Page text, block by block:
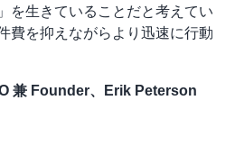
を生きていることだと考えてい
費を抑えながらより迅速に行動
兼 Founder、Erik Peterson